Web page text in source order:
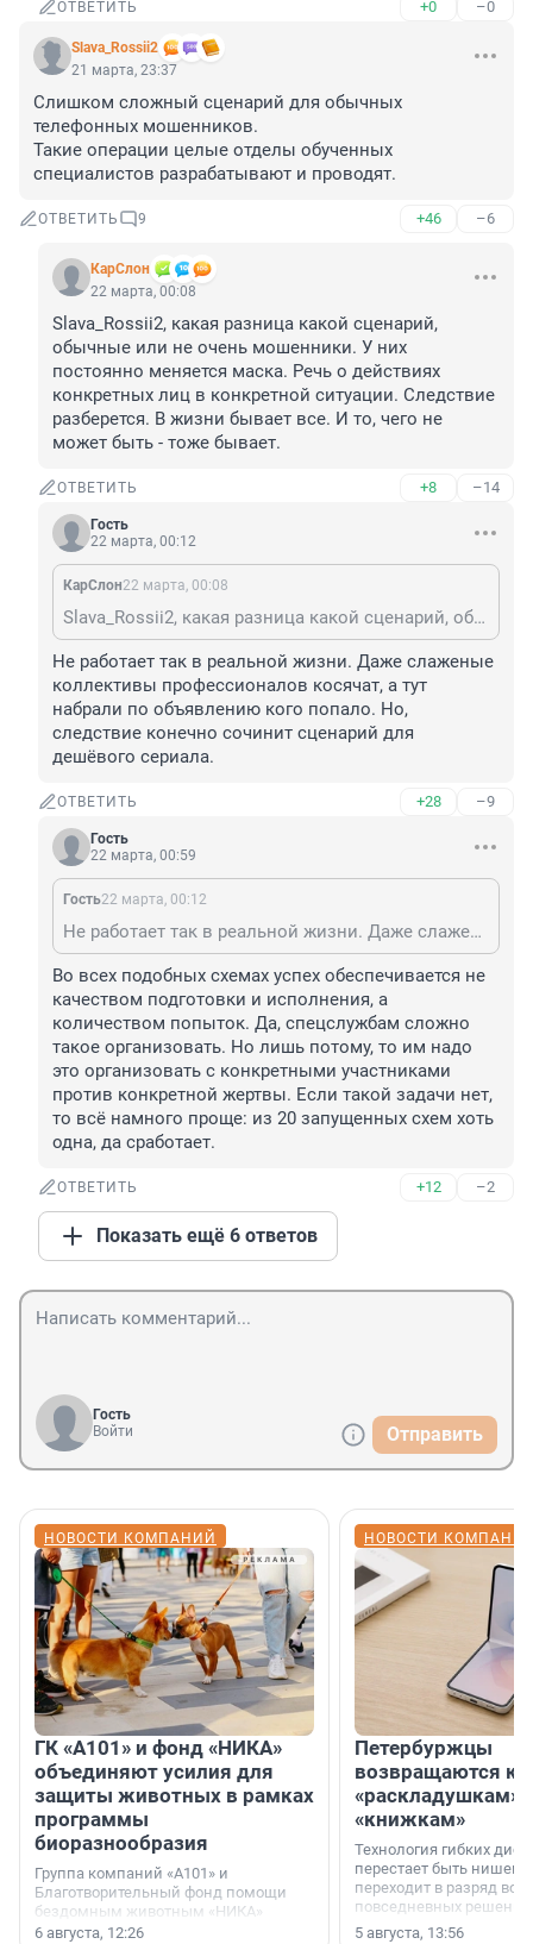
ОТВЕТИТЬ +0 –0
Slava_Rossii2
21 марта, 23:37
Слишком сложный сценарий для обычных
телефонных мошенников.
Такие операции целые отделы обученных
специалистов разрабатывают и проводят.
ОТВЕТИТЬ 9 +46 –6
КарСлон
22 марта, 00:08
Slava_Rossii2, какая разница какой сценарий,
обычные или не очень мошенники. У них
постоянно меняется маска. Речь о действиях
конкретных лиц в конкретной ситуации. Следствие
разберется. В жизни бывает все. И то, чего не
может быть - тоже бывает.
ОТВЕТИТЬ +8 –14
Гость
22 марта, 00:12
КарСлон22 марта, 00:08
Slava_Rossii2, какая разница какой сценарий, обычные или не очень мошенники. У них постоянно меняется маска. Речь о действиях конкретных лиц в конкретной ситуации. Следствие разберется. В жизни бывает все. И то, чего не может быть - тоже бывает.
Не работает так в реальной жизни. Даже слаженые
коллективы профессионалов косячат, а тут
набрали по объявлению кого попало. Но,
следствие конечно сочинит сценарий для
дешёвого сериала.
ОТВЕТИТЬ +28 –9
Гость
22 марта, 00:59
Гость22 марта, 00:12
Не работает так в реальной жизни. Даже слаженые коллективы профессионалов косячат, а тут набрали по объявлению кого попало. Но, следствие конечно сочинит сценарий для дешёвого сериала.
Во всех подобных схемах успех обеспечивается не
качеством подготовки и исполнения, а
количеством попыток. Да, спецслужбам сложно
такое организовать. Но лишь потому, то им надо
это организовать с конкретными участниками
против конкретной жертвы. Если такой задачи нет,
то всё намного проще: из 20 запущенных схем хоть
одна, да сработает.
ОТВЕТИТЬ +12 –2
Показать ещё 6 ответов
Гость
Войти
Отправить
НОВОСТИ КОМПАНИЙ
ГК «А101» и фонд «НИКА»
объединяют усилия для
защиты животных в рамках
программы
биоразнообразия
Группа компаний «А101» и
Благотворительный фонд помощи
бездомным животным «НИКА»
заключили соглашение о
6 августа, 12:26
НОВОСТИ
Петербуржцы
возвращаются к
«раскладушкам»
«книжкам»
Технология гибких
перестает быть
переходит в разряд
повседневных
5 августа, 13:56